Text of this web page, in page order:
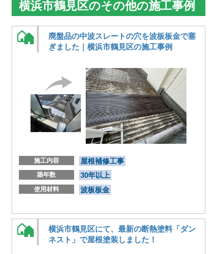
横浜市鶴見区のその他の施工事例
廃盤品の中波スレートの穴を波板板金で塞
ぎました｜横浜市鶴見区の施工事例
施工内容 屋根補修工事
築年数 30年以上
使用材料 波板板金
横浜市鶴見区にて、最新の断熱塗料「ダン
ネスト」で屋根塗装しました！